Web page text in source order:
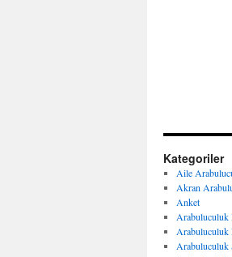
Kategoriler
Aile
Akran
Anket
Arabuluculuk
Arabuluculuk
Arabuluculuk